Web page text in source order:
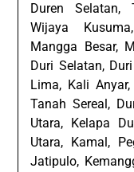
Duren Selatan,
Wijaya
Mangga Besar,
Duri Selatan,
Lima, Kali
Tanah Sereal,
Utara, Kelapa
Utara, Kamal,
Jatipulo,